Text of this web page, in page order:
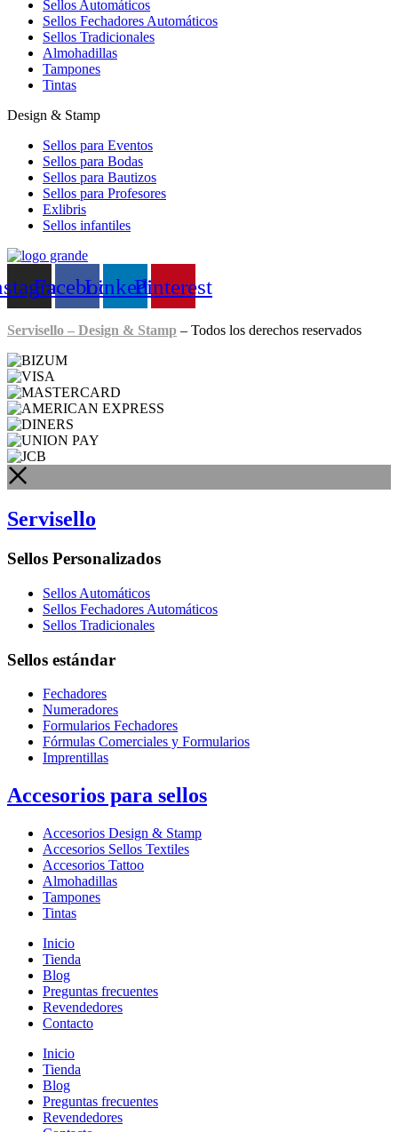
Sellos Automáticos
Sellos Fechadores Automáticos
Sellos Tradicionales
Almohadillas
Tampones
Tintas
Design & Stamp
Sellos para Eventos
Sellos para Bodas
Sellos para Bautizos
Sellos para Profesores
Exlibris
Sellos infantiles
FacebookLinkedinPinterest
Servisello – Design & Stamp – Todos los derechos reservados
Servisello
Sellos Personalizados
Sellos Automáticos
Sellos Fechadores Automáticos
Sellos Tradicionales
Sellos estándar
Fechadores
Numeradores
Formularios Fechadores
Fórmulas Comerciales y Formularios
Imprentillas
Accesorios para sellos
Accesorios Design & Stamp
Accesorios Sellos Textiles
Accesorios Tattoo
Almohadillas
Tampones
Tintas
Inicio
Tienda
Blog
Preguntas frecuentes
Revendedores
Contacto
Inicio
Tienda
Blog
Preguntas frecuentes
Revendedores